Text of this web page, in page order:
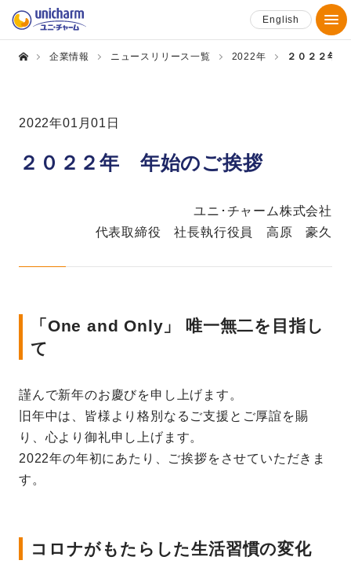
English
企業情報 ニュースリリース一覧 2022年 ２０２２年
2022年01月01日
２０２２年 年始のご挨拶
ユニ･チャーム株式会社
代表取締役 社長執行役員 高原 豪久
「One and Only」 唯一無二を目指し
て
謹んで新年のお慶びを申し上げます。
旧年中は、皆様より格別なるご支援とご厚誼を賜
り、心より御礼申し上げます。
2022年の年初にあたり、ご挨拶をさせていただきま
す。
コロナがもたらした生活習慣の変化